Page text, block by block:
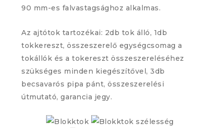
90 mm-es falvastagsághoz alkalmas.
Az ajtótok tartozékai: 2db tok álló, 1db
tokkereszt, összeszerelő egységcsomag a
tokállók és a tokereszt összeszereléséhez
szükséges minden kiegészítővel, 3db
becsavarós pipa pánt, összeszerelési
útmutató, garancia jegy.